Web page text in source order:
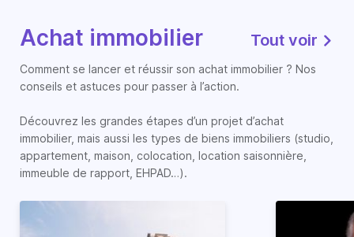
Achat immobilier Tout voir
Comment se lancer et réussir son achat immobilier ? Nos
conseils et astuces pour passer à l’action.
Découvrez les grandes étapes d’un projet d’achat
immobilier, mais aussi les types de biens immobiliers (studio,
appartement, maison, colocation, location saisonnière,
immeuble de rapport, EHPAD…).